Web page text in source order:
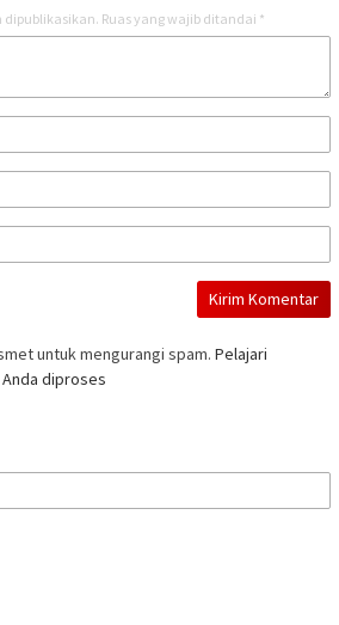
Ruas yang wajib ditandai *
untuk mengurangi spam. Pelajari
diproses